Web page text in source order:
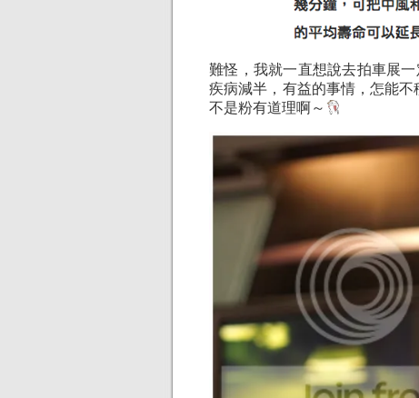
難怪，我就一直想說去拍車展
疾病減半，有益的事情，怎能
不是粉有道理啊～